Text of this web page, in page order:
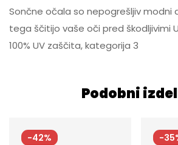
Sončne očala so nepogrešljiv modni
tega ščitijo vaše oči pred škodljivimi
100% UV zaščita, kategorija 3
GLS SLOVENIJA
Podobni
-42% -